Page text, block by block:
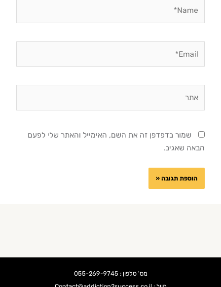
שמור בדפדפן זה את השם, האימייל והאתר שלי לפעם
הבאה שאגיב.
מס' טלפון : 055-269-9745